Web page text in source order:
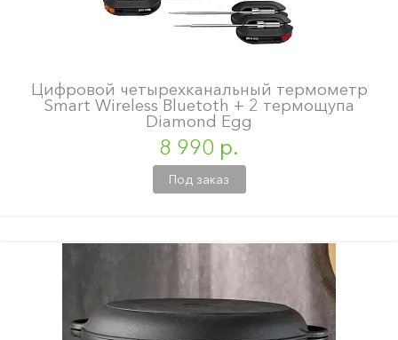
Цифровой четырехканальный термометр
Smart Wireless Bluetoth + 2 термощупа
Diamond Egg
8 990 р.
Под заказ